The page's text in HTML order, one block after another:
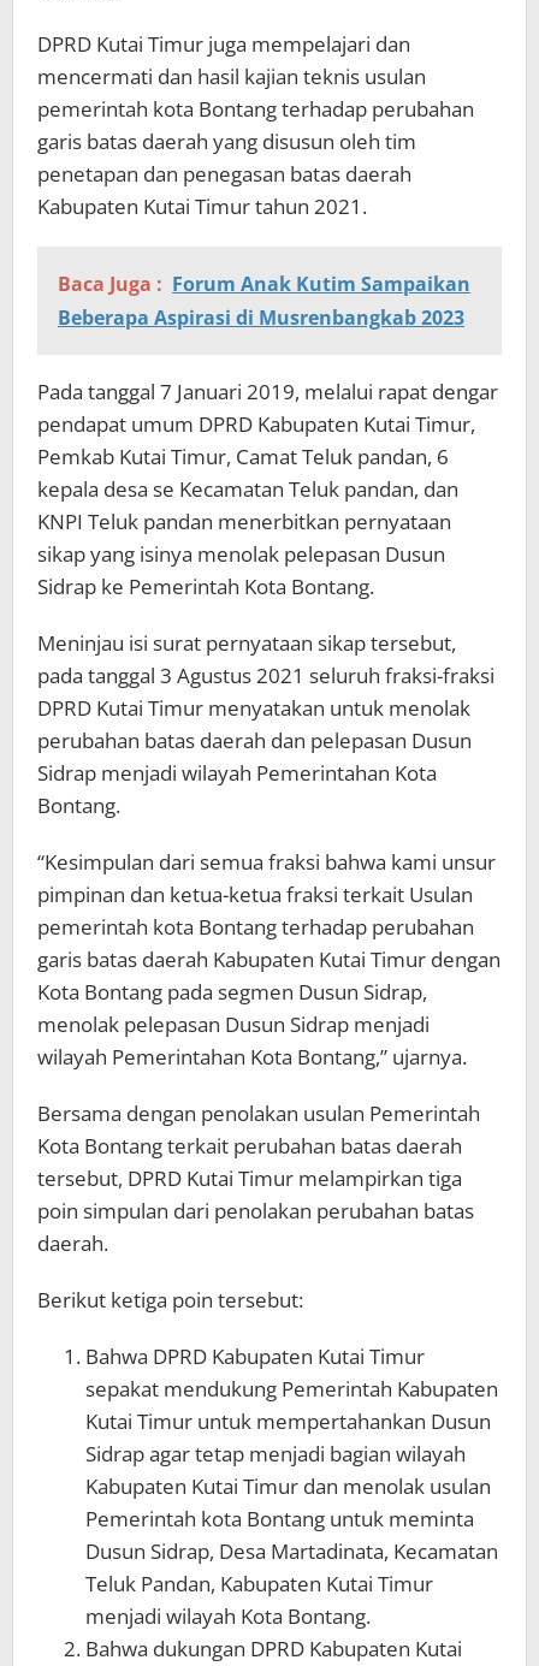
DPRD Kutai Timur juga mempelajari dan
mencermati dan hasil kajian teknis usulan
pemerintah kota Bontang terhadap perubahan
garis batas daerah yang disusun oleh tim
penetapan dan penegasan batas daerah
Kabupaten Kutai Timur tahun 2021.
Baca Juga : Forum Anak Kutim Sampaikan
Beberapa Aspirasi di Musrenbangkab 2023
Pada tanggal 7 Januari 2019, melalui rapat dengar
pendapat umum DPRD Kabupaten Kutai Timur,
Pemkab Kutai Timur, Camat Teluk pandan, 6
kepala desa se Kecamatan Teluk pandan, dan
KNPI Teluk pandan menerbitkan pernyataan
sikap yang isinya menolak pelepasan Dusun
Sidrap ke Pemerintah Kota Bontang.
Meninjau isi surat pernyataan sikap tersebut,
pada tanggal 3 Agustus 2021 seluruh fraksi-fraksi
DPRD Kutai Timur menyatakan untuk menolak
perubahan batas daerah dan pelepasan Dusun
Sidrap menjadi wilayah Pemerintahan Kota
Bontang.
“Kesimpulan dari semua fraksi bahwa kami unsur
pimpinan dan ketua-ketua fraksi terkait Usulan
pemerintah kota Bontang terhadap perubahan
garis batas daerah Kabupaten Kutai Timur dengan
Kota Bontang pada segmen Dusun Sidrap,
menolak pelepasan Dusun Sidrap menjadi
wilayah Pemerintahan Kota Bontang,” ujarnya.
Bersama dengan penolakan usulan Pemerintah
Kota Bontang terkait perubahan batas daerah
tersebut, DPRD Kutai Timur melampirkan tiga
poin simpulan dari penolakan perubahan batas
daerah.
Berikut ketiga poin tersebut:
Bahwa DPRD Kabupaten Kutai Timur
sepakat mendukung Pemerintah Kabupaten
Kutai Timur untuk mempertahankan Dusun
Sidrap agar tetap menjadi bagian wilayah
Kabupaten Kutai Timur dan menolak usulan
Pemerintah kota Bontang untuk meminta
Dusun Sidrap, Desa Martadinata, Kecamatan
Teluk Pandan, Kabupaten Kutai Timur
menjadi wilayah Kota Bontang.
Bahwa dukungan DPRD Kabupaten Kutai